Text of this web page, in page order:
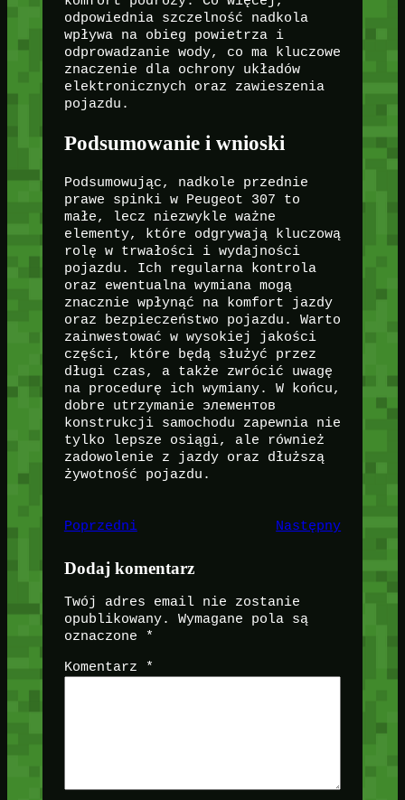
odpowiednia szczelność nadkola
wpływa na obieg powietrza i
odprowadzanie wody, co ma kluczowe
znaczenie dla ochrony układów
elektronicznych oraz zawieszenia
pojazdu.
Podsumowanie i wnioski
Podsumowując, nadkole przednie
prawe spinki w Peugeot 307 to
małe, lecz niezwykle ważne
elementy, które odgrywają kluczową
rolę w trwałości i wydajności
pojazdu. Ich regularna kontrola
oraz ewentualna wymiana mogą
znacznie wpłynąć na komfort jazdy
oraz bezpieczeństwo pojazdu. Warto
zainwestować w wysokiej jakości
części, które będą służyć przez
długi czas, a także zwrócić uwagę
na procedurę ich wymiany. W końcu,
dobre utrzymanie элементов
konstrukcji samochodu zapewnia nie
tylko lepsze osiągi, ale również
zadowolenie z jazdy oraz dłuższą
żywotność pojazdu.
Poprzedni Następny
Dodaj komentarz
Twój adres email nie zostanie
opublikowany.
Wymagane pola są
oznaczone
*
Komentarz *